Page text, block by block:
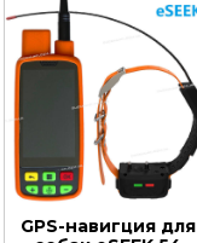
GPS-навигция для